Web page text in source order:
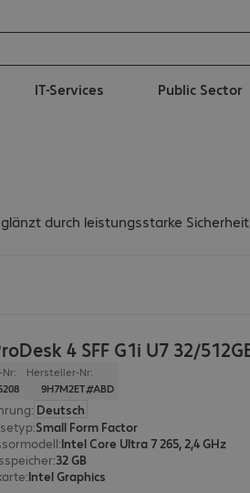
IT-Services Public Sector
durch leistungsstarke
4 SFF G1i U7 32/
Hersteller-Nr:
9H7M2ET#ABD
: Deutsch
:Small Form Factor
:Intel Core Ultra 7 265, 2,4 GHz
:32 GB
:Intel Graphics